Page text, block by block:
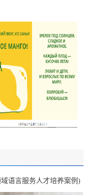
语言服务人才培养案例 )